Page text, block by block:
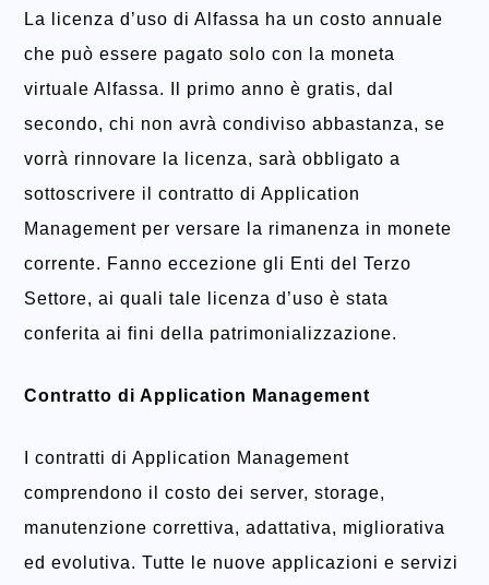
La licenza d’uso di Alfassa ha un costo annuale
che può essere pagato solo con la moneta
virtuale Alfassa. Il primo anno è gratis, dal
secondo, chi non avrà condiviso abbastanza, se
vorrà rinnovare la licenza, sarà obbligato a
sottoscrivere il contratto di Application
Management per versare la rimanenza in monete
corrente. Fanno eccezione gli Enti del Terzo
Settore, ai quali tale licenza d’uso è stata
conferita ai fini della patrimonializzazione.
Contratto di Application Management
I contratti di Application Management
comprendono il costo dei server, storage,
manutenzione correttiva, adattativa, migliorativa
ed evolutiva. Tutte le nuove applicazioni e servizi